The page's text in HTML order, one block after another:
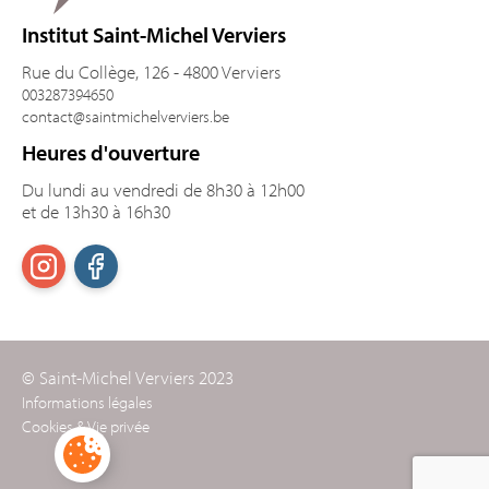
Institut Saint-Michel Verviers
Rue du Collège, 126 - 4800 Verviers
003287394650
contact@saintmichelverviers.be
Heures d'ouverture
Du lundi au vendredi de 8h30 à 12h00
et de 13h30 à 16h30
© Saint-Michel Verviers 2023
Informations légales
Cookies & Vie privée